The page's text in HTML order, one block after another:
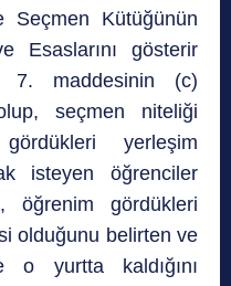
Seçmen Kütüğünün
Esaslarını gösterir
7. maddesinin (c)
seçmen niteliği
yerleşim
isteyen öğrenciler
öğrenim gördükleri
olduğunu belirten ve
o yurtta kaldığını